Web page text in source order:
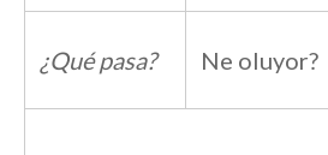
¿Qué pasa? Ne oluyor?